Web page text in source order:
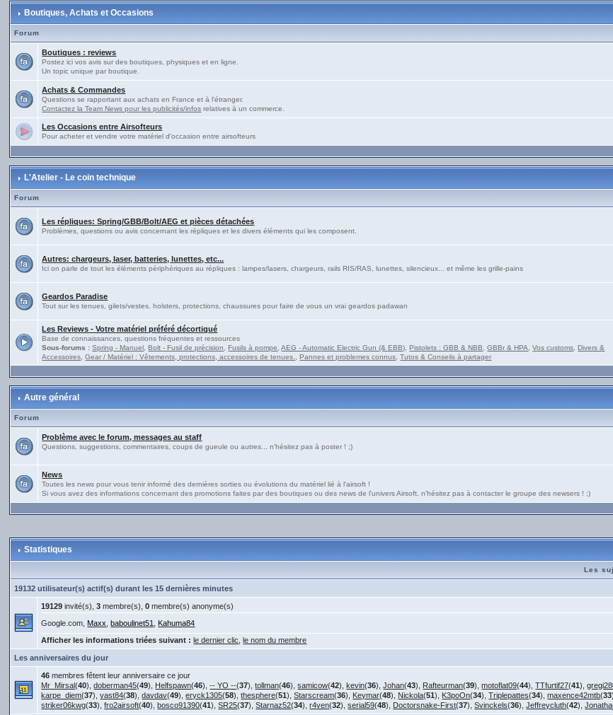
Boutiques, Achats et Occasions
Forum
Boutiques : reviews
Postez ici vos avis sur des boutiques, physiques et en ligne.
Un topic unique par boutique.
Achats & Commandes
Questions se rapportant aux achats en France et à l'étranger.
Contactez la Team News pour les publicités/infos relatives à un commerce.
Les Occasions entre Airsofteurs
Pour acheter et vendre votre matériel d'occasion entre airsofteurs
L'Atelier - Le coin technique
Forum
Les répliques: Spring/GBB/Bolt/AEG et pièces détachées
Problèmes, questions ou avis concernant les répliques et les divers éléments qui les composent.
Autres: chargeurs, laser, batteries, lunettes, etc...
Ici on parle de tout les éléments périphériques au répliques : lampes/lasers, chargeurs, rails RIS/RAS, lunettes, silencieux... et même les grille-pains
Geardos Paradise
Tout sur les tenues, gilets/vestes, holsters, protections, chaussures pour faire de vous un vrai geardos padawan
Les Reviews - Votre matériel préféré décortiqué
Base de connaissances, questions fréquentes et ressources
Sous-forums : Spring - Manuel ,Bolt - Fusil de précision ,Fusils à pompe ,AEG - Automatic Electric Gun (& EBB) ,Pistolets : GBB & NBB ,GBBr & HPA ,Vos customs ,Divers &
Accessoires ,Gear / Matériel : Vêtements, protections, accessoires de tenues. ,Pannes et problemes connus ,Tutos & Conseils à partager
Autre général
Forum
Problème avec le forum, messages au staff
Questions, suggestions, commentaires, coups de gueule ou autres... n'hésitez pas à poster ! ;)
News
Toutes les news pour vous tenir informé des dernières sorties ou évolutions du matériel lié à l'airsoft !
Si vous avez des informations concernant des promotions faites par des boutiques ou des news de l'univers Airsoft, n'hésitez pas à contacter le groupe des newsers ! ;)
Statistiques
Les
19132 utilisateur(s) actif(s) durant les 15 dernières minutes
19129 invité(s),3 membre(s),0 membre(s) anonyme(s)
Google.com, Maxx ,baboulinet51
Kahuma84
Afficher les informations triées suivant : le dernier clic ,le nom du membre
Les anniversaires du jour
46 membres fêtent leur anniversaire ce jour
Mr_Mirsal(40),doberman45(49), Helfspawn(46),-- YO --(37),tollman(46),samicow(42),kevin(36),Johan(43), Rafteurman(39),motoflat09(44),TTfurtif27(41),
karpe_diem(37),vast84(38),davdav(49),eryck1305(58),thesphere(51),Starscream(36), Keymar(48), Nickola(51), K3poOn(34),Triplepattes(34),maxence42mtb(33
striker06kwg(33),fro2airsoft(40),bosco91390(41),SR25(37),Starnaz52(34),r4ven(32),serial59(48), Doctorsnake-First(37),Svinckels(36),Jeffreycluth(42),